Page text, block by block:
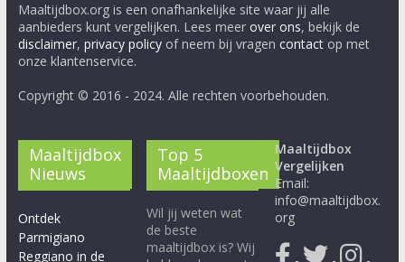
Maaltijdbox.org is een onafhankelijke site waar jij alle
aanbieders kunt vergelijken. Lees meer over ons, bekijk de
disclaimer, privacy policyof neem bij vragen contactop met
onze klantenservice.
Copyright © 2016 - 2024. Alle rechten voorbehouden.
Maaltijdbox
Nieuws
Ontdek
Parmigiano
Reggiano in de
Top 5
Maaltijdboxen
Wil jij weten wat
de beste
maaltijdbox is? Wij
Maaltijdbox
Vergelijken
Email:
info@maaltijdbox.
org